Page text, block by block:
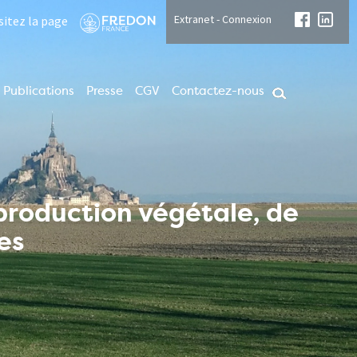
la page Extranet - Connexion
Publications Presse CGV Contactez-nous
végétale, de